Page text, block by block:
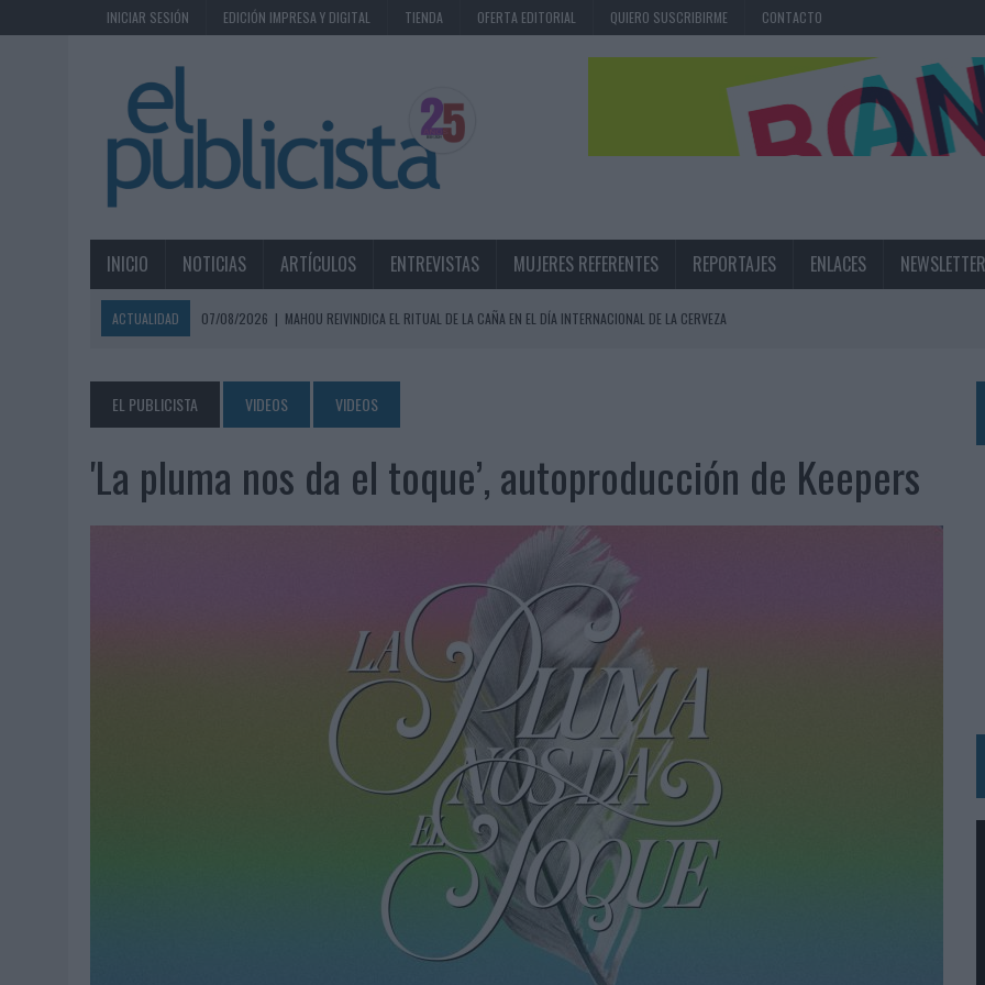
INICIAR SESIÓN EDICIÓN IMPRESA Y DIGITAL TIENDA OFERTA EDITORIAL QUIERO SUSCRIBIRME CONTACTO
INICIO NOTICIAS ARTÍCULOS ENTREVISTAS MUJERES REFERENTES REPORTAJES ENLACES NEWSLETTER
ACTUALIDAD 07/08/2026 | MAHOU REIVINDICA EL RITUAL DE LA CAÑA EN EL DÍA INTERNACIONAL DE LA CERVEZA
07/08/2026 | EL VERANO PONE A PRUEBA LA ESTRATEGIA DIGITAL DE LAS MARCAS
07/08/2026
VUELING CONVIERTE LOS RECUERDOS EN SOUVENIRS CON IA
07/08/2026 | CUANDO SE APAGUE EL SOL, EL ECLIPSE DE 2026 PONDRÁ A PRUEBA LA CREATIVIDAD DE LAS MARCAS
SIETE DE CADA DIEZ EMPRESAS ESPAÑOLAS NO INTEGRAN LA INFANCIA EN SU ESTRATEGIA
LA TELEVISIÓN SIGUE LIDERANDO EL CONSUMO DE MEDIOS EN VERANO Y SUPERA AL MÓVIL COMO DISPOSITIVO MÁS UTILIZADO
EL USO DE LA IA GENERATIVA ALCANZA YA AL 62% DE LOS ESPAÑOLES
SYSTEM1 NOMBRA A KIMBERLY BASTONI COMO NUEVA DIRECTORA COMERCIAL GLOBAL
FRIGO Y UNIQLO LANZAN UNA COLECCIÓN PERSONALIZABLE INSPIRADA EN CORNETTO, CALIPPO Y SOLERO
LA IA ESTÁ SUBIENDO EL LISTÓN DE LA CREATIVIDAD
BEON WORLDWIDE LANZA RAÍZ URBANA PARA TRANSFORMAR EL PATRIMONIO HISTÓRICO EN ACTIVOS CULTURALES Y ECONÓMICOS
FABRA COMUNICACIÓN INCORPORA A CASONÁ Y ASUME LA GESTIÓN DE SUS RELACIONES CON LOS MEDIOS
LOPESAN HOTELS & RESORTS ACERCA EL PARAÍSO CANARIO EN SU ÚLTIMA CAMPAÑA INTERNACIONAL
LUIS ARQUILLOS (BURGO DE ARIAS): “LA CONSTRUCCIÓN DE MARCA A LARGO PLAZO Y LA MEDICIÓN SON DOS CARAS DE LA MISMA
‘EL PARAÍSO MÁS CERCA’, DE 22GRADOS PARA LOPESAN HOTELS & RESORTS
EL PUBLICISTA VIDEOS VIDEOS
'La pluma nos da el toque’, autoproducción de Keepers